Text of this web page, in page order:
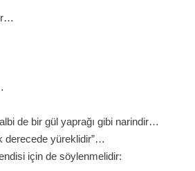
de bir gül yaprağı gibi narindir…
derecede yüreklidir”…
için de söylenmelidir: